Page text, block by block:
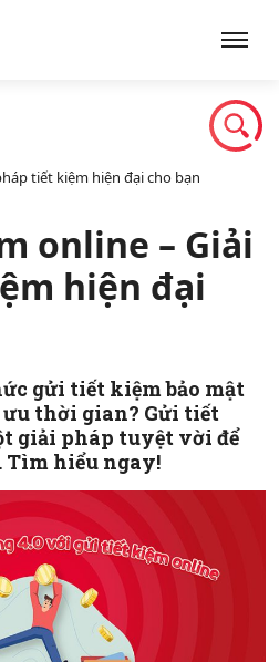
tiết kiệm hiện đại cho bạn
online – Giải
hiện đại
gửi tiết kiệm bảo mật
thời gian? Gửi tiết
giải pháp tuyệt vời để
Tìm hiểu ngay!